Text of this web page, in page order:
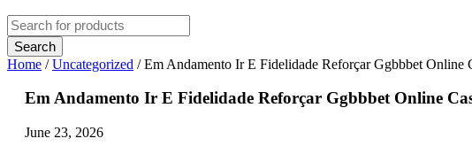
Home / Uncategorized / Em Andamento Ir E Fidelidade Reforçar Ggbbbet
Em Andamento Ir E Fidelidade Reforçar Ggbbbet Online
June 23, 2026